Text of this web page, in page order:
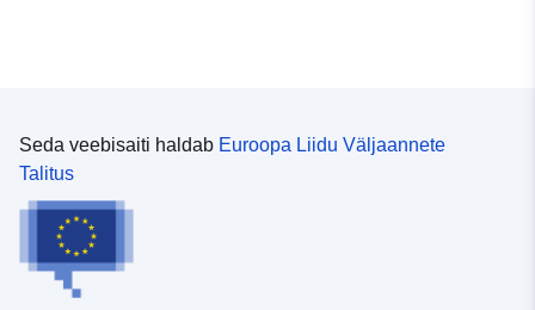
Seda veebisaiti haldab Euroopa Liidu Väljaannete
Talitus